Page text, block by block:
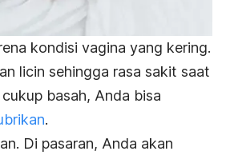
kondisi vagina yang kering.
licin sehingga rasa sakit saat
basah, Anda bisa
.
Di pasaran, Anda akan